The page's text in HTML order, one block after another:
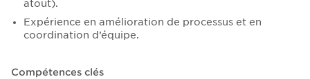
atout).
Expérience en amélioration de processus et en
coordination d’équipe.
Compétences clés